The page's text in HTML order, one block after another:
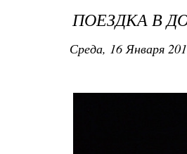
ПОЕЗДКА В
Среда, 16 Января